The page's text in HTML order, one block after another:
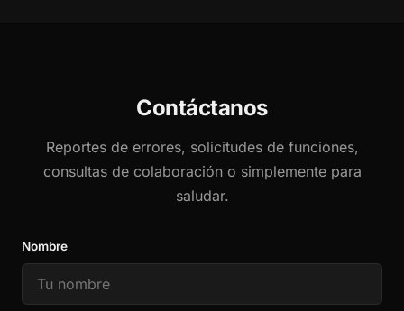
Contáctanos
Reportes de errores, solicitudes de funciones,
consultas de colaboración o simplemente para
saludar.
Nombre